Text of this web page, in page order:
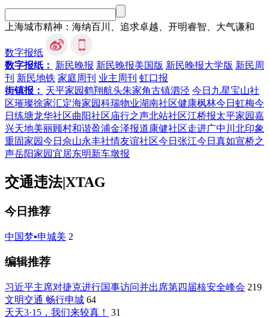
上海城市精神：海纳百川、追求卓越、开明睿智、大气谦和
数字报纸
数字报纸：
新民晚报 新民晚报美国版 新民晚报大学版 新民周
刊 新民地铁 家庭周刊 业主周刊 虹口报
街镇报：
天平家园鹤翔航头朱家角古镇泗泾 今日九星宝山社
区璀璨徐家汇定海家园科瑞物业湖南社区健康枫林今日虹梅今
日练塘龙华社区曲阳社区庙行之声北站社区江桥报太平家园嘉
兴天地美丽顾村和谐盈浦金泽报道康健社区走进广中 川北印象
重固家园今日佘山永丰社情友谊社区今日张江今日真如宣桥之
声岳阳家园宜居东明新车墩报
交通违法|XTAG
今日推荐
中国梦▪申城美 2
编辑推荐
习近平主席对捷克进行国事访问并出席第四届核安全峰会 219
文明交通 畅行申城 64
天天3·15，我们来较真！
31